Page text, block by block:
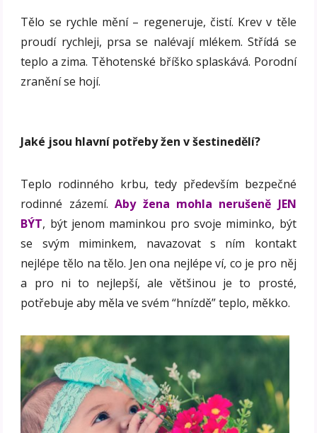
Tělo se rychle mění – regeneruje, čistí. Krev v těle
proudí rychleji, prsa se nalévají mlékem. Střídá se
teplo a zima. Těhotenské bříško splaskává. Porodní
zranění se hojí.
Jaké jsou hlavní potřeby žen v šestinedělí?
Teplo rodinného krbu, tedy především bezpečné
rodinné zázemí.Aby žena mohla nerušeně JEN
BÝT, být jenom maminkou pro svoje miminko, být
se svým miminkem, navazovat s ním kontakt
nejlépe tělo na tělo. Jen ona nejlépe ví, co je pro něj
a pro ni to nejlepší, ale většinou je to prosté,
potřebuje aby měla ve svém “hnízdě” teplo, měkko.